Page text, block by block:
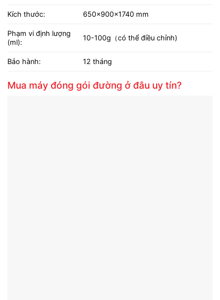
Kích thước: 650×900×1740 mm
Phạm vi định lượng
(ml):
10-100g（có thể điều chỉnh)
Bảo hành: 12 tháng
Mua máy đóng gói đường ở đâu uy tín?